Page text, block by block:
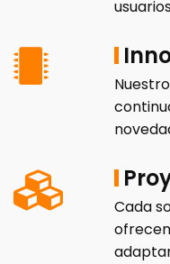
Cada